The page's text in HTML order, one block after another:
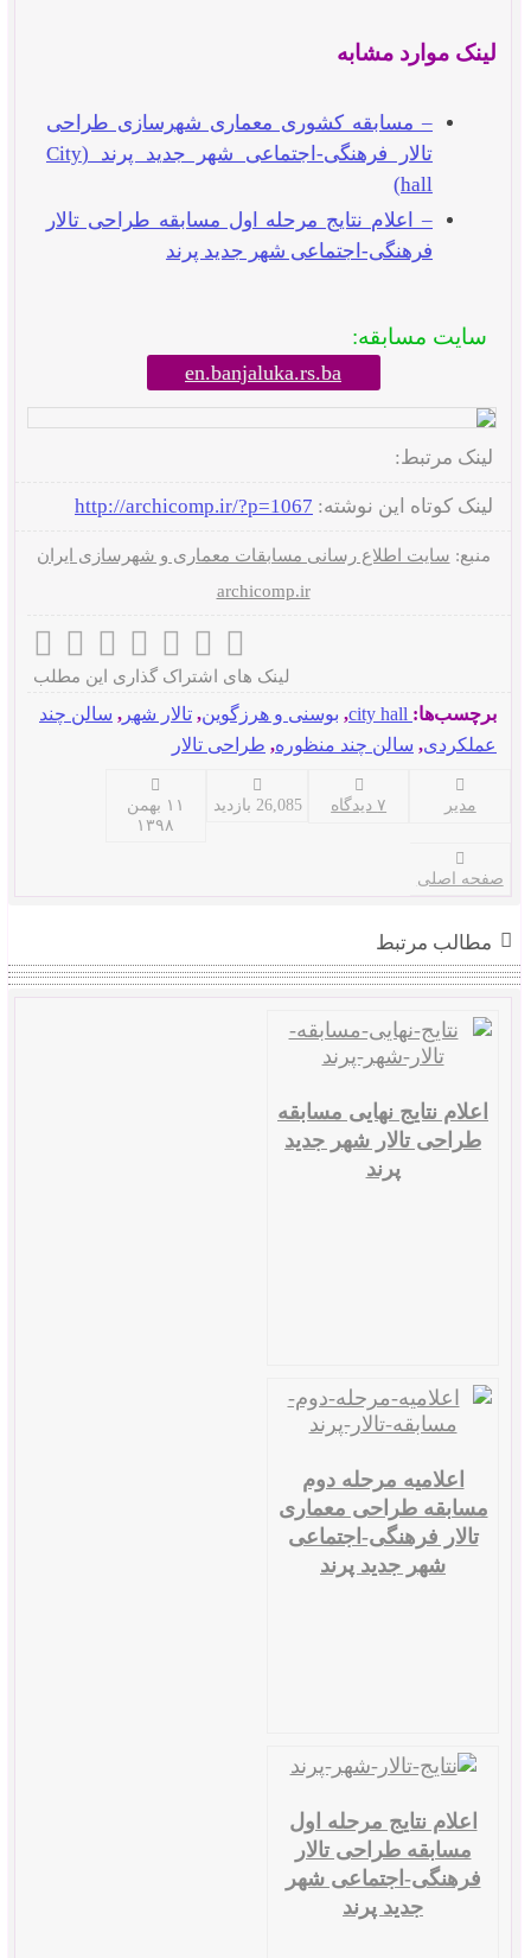
لینک موارد مشابه
– مسابقه کشوری معماری شهرسازی طراحی
تالار فرهنگی-اجتماعی شهر جدید پرند (City
hall)
– اعلام نتایج مرحله اول مسابقه طراحی تالار
فرهنگی-اجتماعی شهر جدید پرند
سایت مسابقه:
en.banjaluka.rs.ba
لینک مرتبط:
لینک کوتاه این نوشته: http://archicomp.ir/?p=1067
منبع: سایت اطلاع رسانی مسابقات معماری و شهرسازی ایران
archicomp.ir
لینک های اشتراک گذاری این مطلب
برچسب‌ها: city hall
, بوسنی و هرزگوین, تالار شهر , سالن چند
عملکردی, سالن چند منظوره, طراحی تالار
مدیر ۷ دیدگاه 26,085 بازدید
۱۱ بهمن
۱۳۹۸
صفحه اصلی
مطالب مرتبط
اعلام نتایج نهایی مسابقه
طراحی تالار شهر جدید
پرند
اعلامیه مرحله دوم
مسابقه طراحی معماری
تالار فرهنگی-اجتماعی
شهر جدید پرند
اعلام نتایج مرحله اول
مسابقه طراحی تالار
فرهنگی-اجتماعی شهر
جدید پرند